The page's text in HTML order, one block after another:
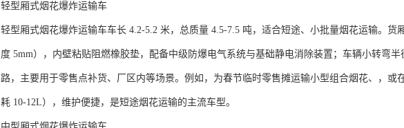
轻型厢式烟花爆炸运输车​
轻型厢式烟花爆炸运输车车长 4.2-5.2 米，总质量 4.5-7.5 吨，适合短途、小批量烟花运输。货
度 5mm），内壁粘贴阻燃橡胶垫，配备中级防爆电气系统与基础静电消除装置；车辆小转弯
路，主要用于零售点补货、厂区内等场景。例如，为春节临时零售摊运输小型组合烟花、，或
耗 10-12L），维护便捷，是短途烟花运输的主流车型。​
中型厢式烟花爆炸运输车​